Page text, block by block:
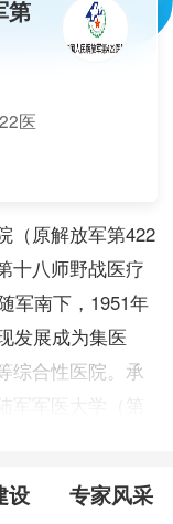
第
医
（原解放军第422
十八师野战医疗
军南下，1951年
发展成为集医
综合性医院。承
军军医大学（第
教学任务，是广
设 专家风采